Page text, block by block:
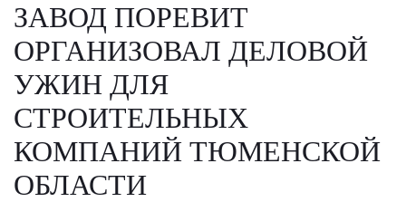
ЗАВОД ПОРЕВИТ
ОРГАНИЗОВАЛ ДЕЛОВОЙ
УЖИН ДЛЯ
СТРОИТЕЛЬНЫХ
КОМПАНИЙ ТЮМЕНСКОЙ
ОБЛАСТИ